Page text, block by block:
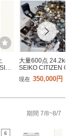
ォ
大量600点 24.2kg
SEIKO CITIZEN
ダイバ－ 機械式 腕
まとめジャンク 部
現在 350,000円
期間 7/8~8/7
6